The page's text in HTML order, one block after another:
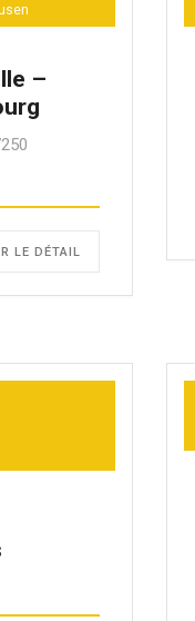
–
LE DÉTAIL